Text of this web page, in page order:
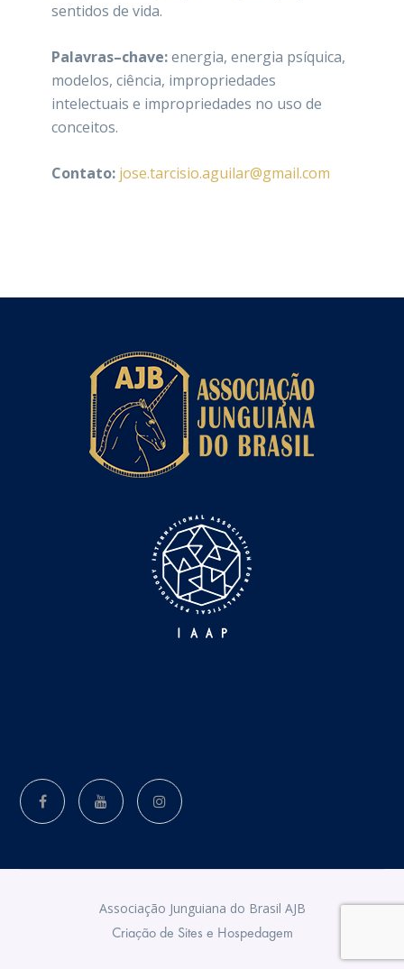
sentidos de vida.
Palavras–chave:energia, energia psíquica,
modelos, ciência, impropriedades
intelectuais e impropriedades no uso de
conceitos.
Contato: jose.tarcisio.aguilar@gmail.com
Associação Junguiana do Brasil AJB
Criação de Sites e Hospedagem